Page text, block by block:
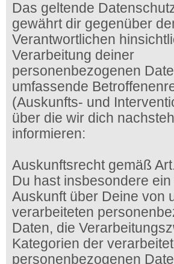
Das geltende
gewährt dir gegenüber
Verantwortlichen
Verarbeitung deiner
personenbezogenen
umfassende
(Auskunfts- und
über die wir dich
informieren:
Auskunftsrecht gemäß
Du hast insbesondere
Auskunft über Deine von
verarbeiteten
Daten, die
Kategorien der
personenbezogenen